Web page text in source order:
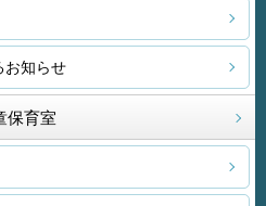
お知らせ
保育室